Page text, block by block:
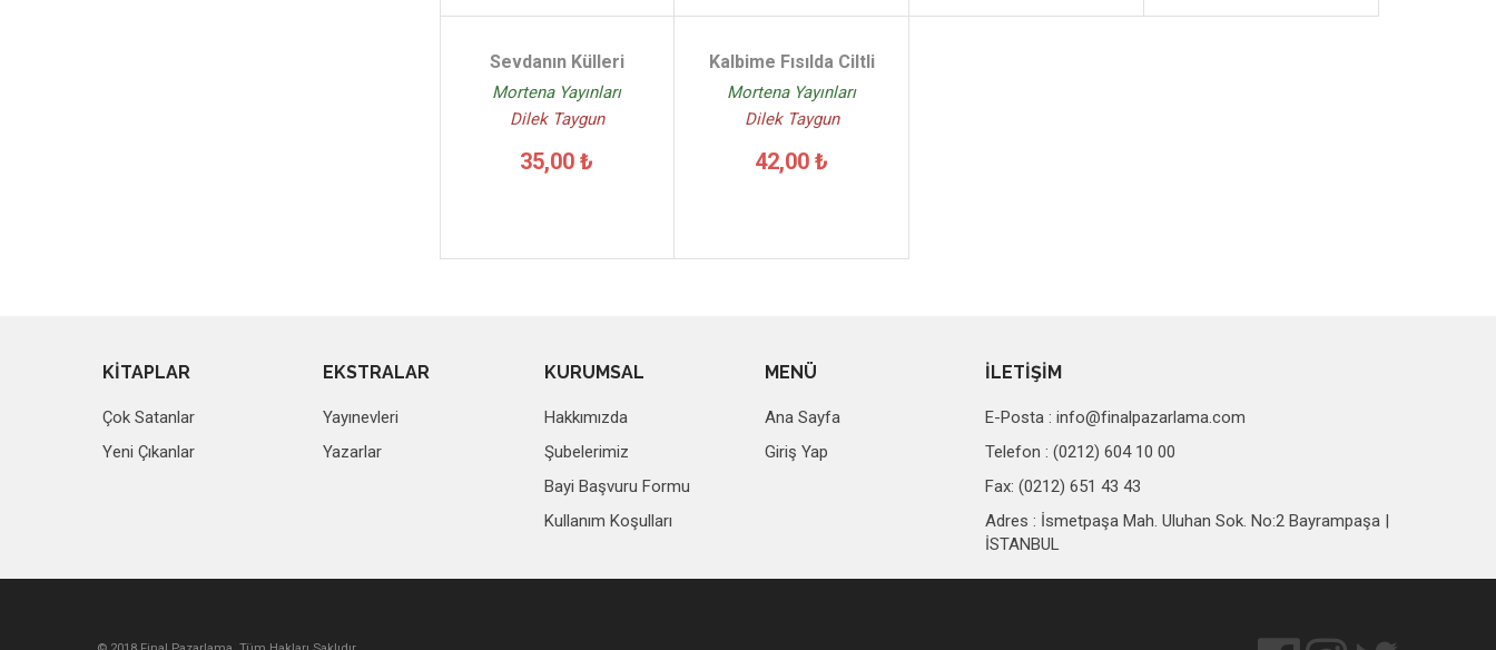
Sevdanın Külleri
Mortena Yayınları
Dilek Taygun
35,00 ₺
Kalbime Fısılda Ciltli
Mortena Yayınları
Dilek Taygun
42,00 ₺
KİTAPLAR
Çok Satanlar
Yeni Çıkanlar
EKSTRALAR
Yayınevleri
Yazarlar
KURUMSAL
Hakkımızda
Şubelerimiz
Bayi Başvuru Formu
Kullanım Koşulları
MENÜ
Ana Sayfa
Giriş Yap
İLETİŞİM
E-Posta :info@finalpazarlama.com
Telefon : (0212) 604 10 00
Fax: (0212) 651 43 43
Adres : İsmetpaşa Mah. Uluhan Sok. No:2 Bayrampaşa |
İSTANBUL